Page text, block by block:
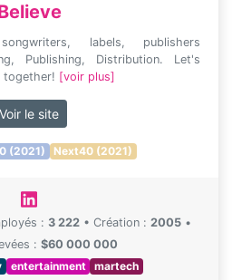
labels, publishers
Publishing, Distribution. Let's
together! [voir plus]
Voir le site
(2021) Next40 (2021)
: 3 222 • Création : 2005 •
: $60 000 000
entertainment martech